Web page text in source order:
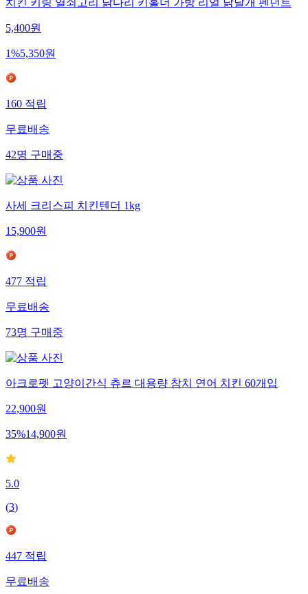
치킨 키링 열쇠고리 닭다리 키홀더 가방 리얼 닭날개 펜던트
5,400원
1%5,350원
160적립
무료배송
42명구매중
사세 크리스피 치킨텐더 1kg
15,900원
477적립
무료배송
73명구매중
아크로펫 고양이간식 츄르 대용량 참치 연어 치킨 60개입
22,900원
35%14,900원
5.0
(3)
447적립
무료배송